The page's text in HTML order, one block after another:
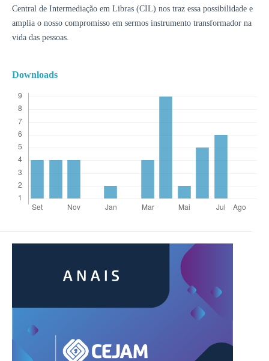
Central de Intermediação em Libras (CIL) nos traz essa possibilidade e
amplia o nosso compromisso em sermos instrumento transformador na
vida das pessoas.
Downloads